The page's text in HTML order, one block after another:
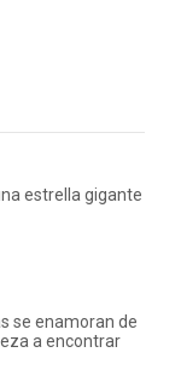
estrella gigante
se enamoran de
a encontrar